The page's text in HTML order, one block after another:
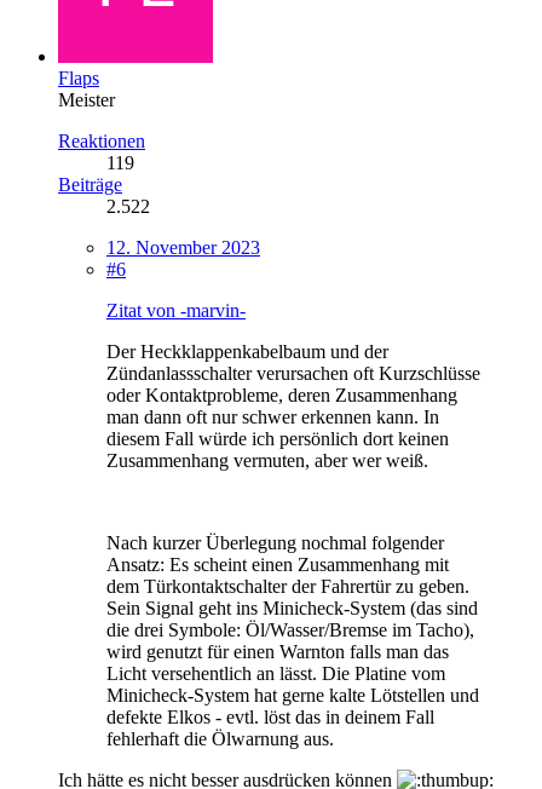
Flaps
Meister
Reaktionen
119
Beiträge
2.522
12. November 2023
#6
Zitat von -marvin-
Der Heckklappenkabelbaum und der
Zündanlassschalter verursachen oft Kurzschlüsse
oder Kontaktprobleme, deren Zusammenhang
man dann oft nur schwer erkennen kann. In
diesem Fall würde ich persönlich dort keinen
Zusammenhang vermuten, aber wer weiß.
Nach kurzer Überlegung nochmal folgender
Ansatz: Es scheint einen Zusammenhang mit
dem Türkontaktschalter der Fahrertür zu geben.
Sein Signal geht ins Minicheck-System (das sind
die drei Symbole: Öl/Wasser/Bremse im Tacho),
wird genutzt für einen Warnton falls man das
Licht versehentlich an lässt. Die Platine vom
Minicheck-System hat gerne kalte Lötstellen und
defekte Elkos - evtl. löst das in deinem Fall
fehlerhaft die Ölwarnung aus.
Ich hätte es nicht besser ausdrücken können